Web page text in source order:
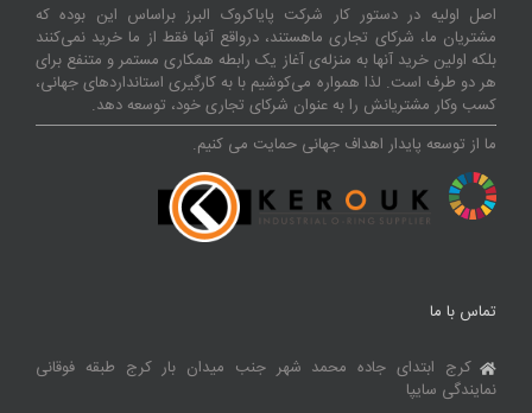
اصل اولیه در دستور کار شرکت پایاکروک البرز براساس این بوده که
مشتریان ما، شرکای تجاری ماهستند، درواقع آنها فقط از ما خرید نمی‌کنند
بلکه اولین خرید آنها به منزله‌ی آغاز یک رابطه همکاری مستمر و متنفع برای
هر دو طرف است. لذا همواره می‌کوشیم با به کارگیری استانداردهای جهانی،
کسب‌ و‌کار مشتریانش را به عنوان شرکای تجاری خود، توسعه دهد.
ما از توسعه پایدار اهداف جهانی حمایت می کنیم.
تماس با ما
کرج ابتدای جاده محمد شهر جنب میدان بار کرج طبقه فوقانی
نمایندگی سایپا